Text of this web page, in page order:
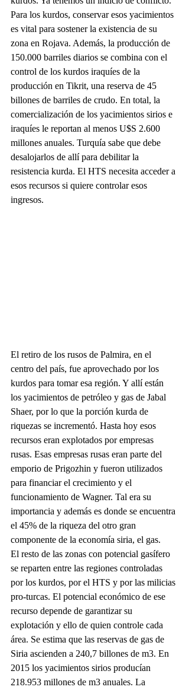
Para los kurdos, conservar esos yacimientos
es vital para sostener la existencia de su
zona en Rojava. Además, la producción de
150.000 barriles diarios se combina con el
control de los kurdos iraquíes de la
producción en Tikrit, una reserva de 45
billones de barriles de crudo. En total, la
comercialización de los yacimientos sirios e
iraquíes le reportan al menos U$S 2.600
millones anuales. Turquía sabe que debe
desalojarlos de allí para debilitar la
resistencia kurda. El HTS necesita acceder a
esos recursos si quiere controlar esos
ingresos.
El retiro de los rusos de Palmira, en el
centro del país, fue aprovechado por los
kurdos para tomar esa región. Y allí están
los yacimientos de petróleo y gas de Jabal
Shaer, por lo que la porción kurda de
riquezas se incrementó. Hasta hoy esos
recursos eran explotados por empresas
rusas. Esas empresas rusas eran parte del
emporio de Prigozhin y fueron utilizados
para financiar el crecimiento y el
funcionamiento de Wagner. Tal era su
importancia y además es donde se encuentra
el 45% de la riqueza del otro gran
componente de la economía siria, el gas.
El resto de las zonas con potencial gasífero
se reparten entre las regiones controladas
por los kurdos, por el HTS y por las milicias
pro-turcas. El potencial económico de ese
recurso depende de garantizar su
explotación y ello de quien controle cada
área. Se estima que las reservas de gas de
Siria ascienden a 240,7 billones de m3. En
2015 los yacimientos sirios producían
218.953 millones de m3 anuales. La